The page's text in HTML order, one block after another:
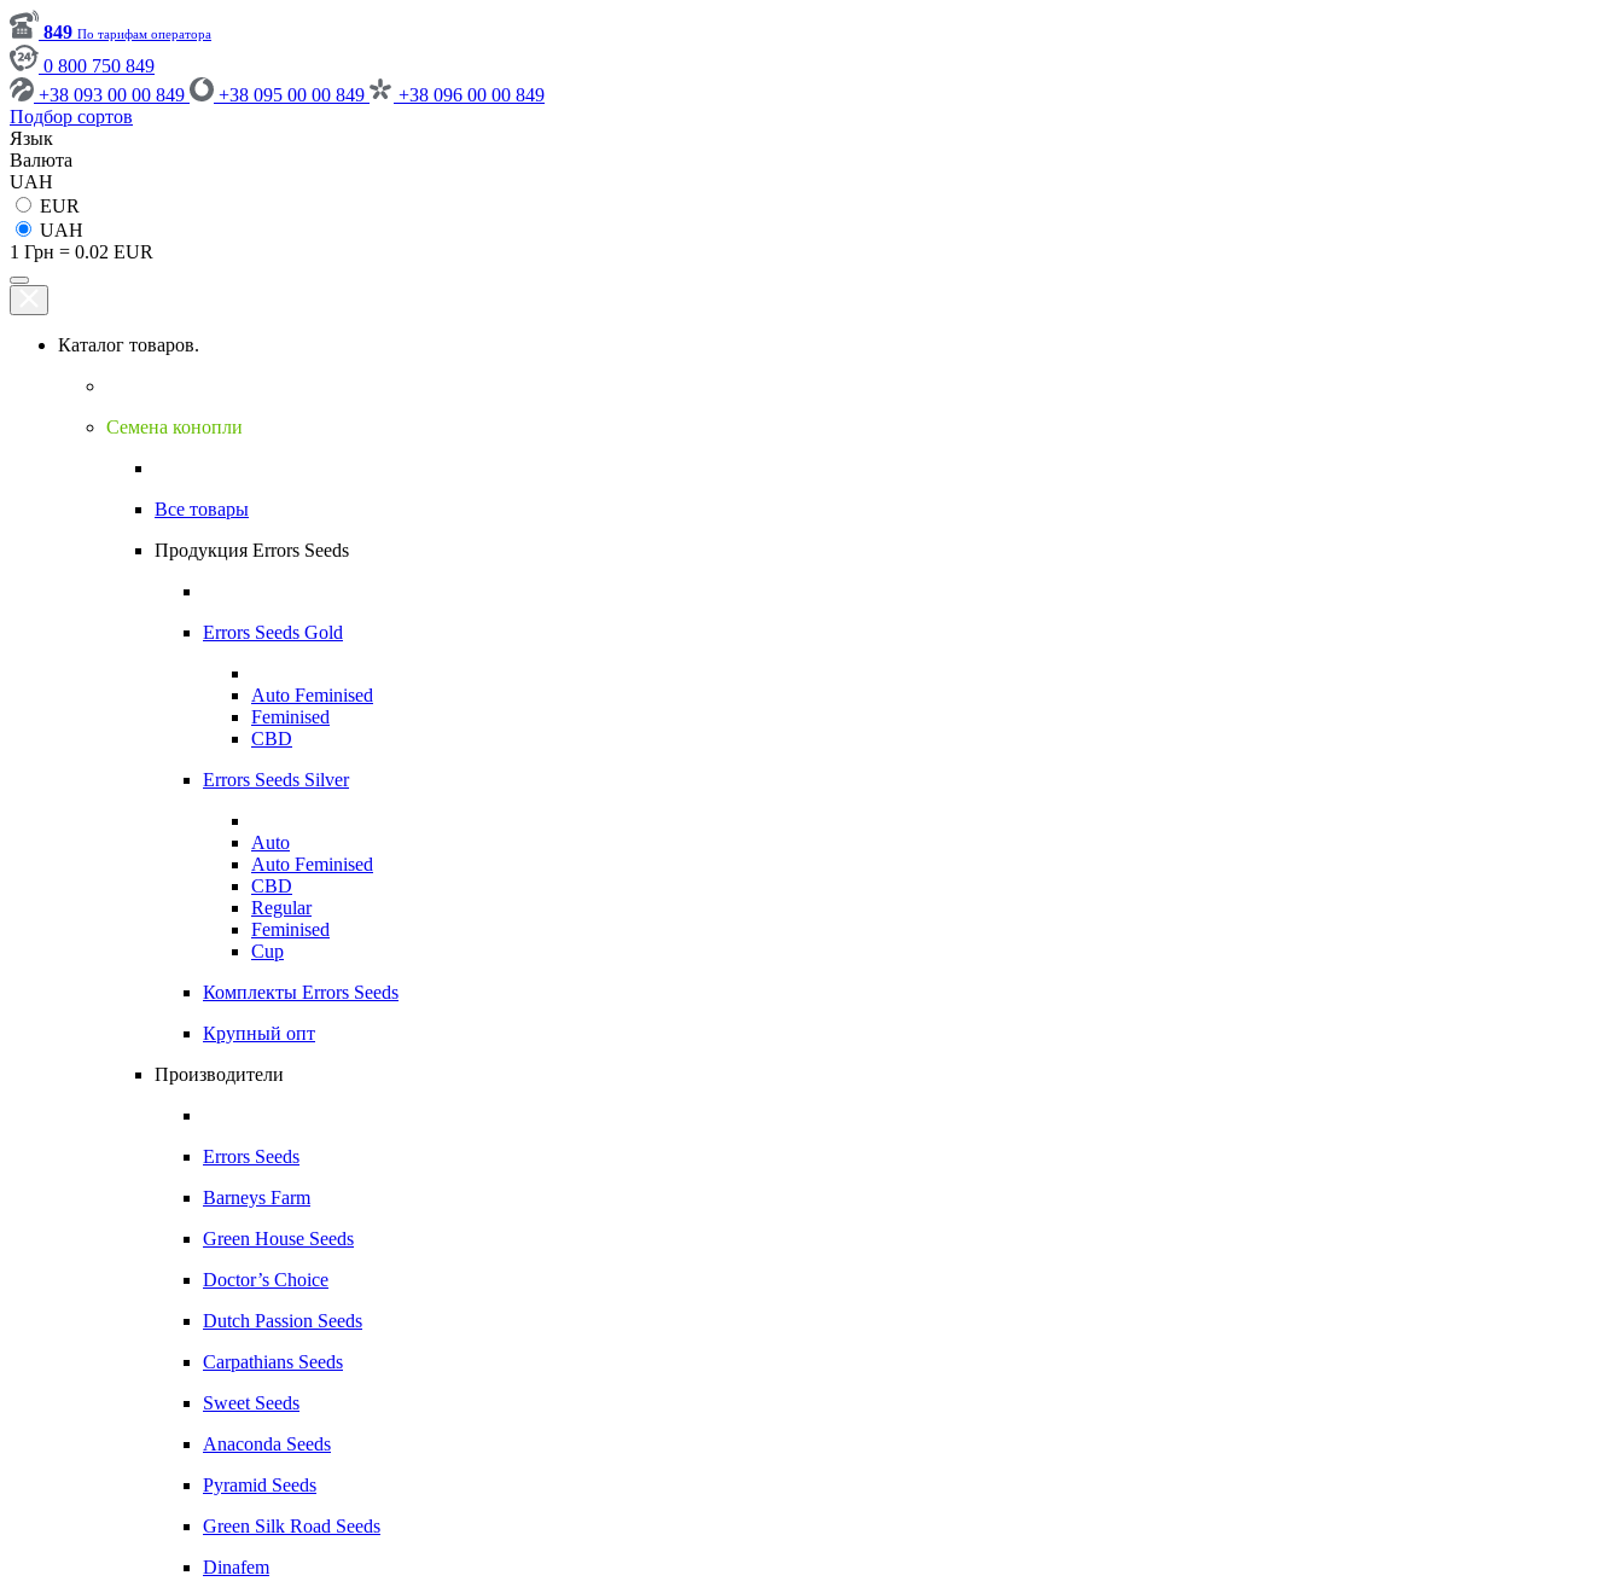
849 По тарифам оператора
0 800 750 849
+38 093 00 00 849
+38 095 00 00 849
+38 096 00 00 849
Подбор сортов
Язык
Валюта
UAH
EUR
UAH
1 Грн = 0.02 EUR
Каталог товаров.
Семена конопли
Все товары
Продукция Errors Seeds
Errors Seeds Gold
Auto Feminised
Feminised
CBD
Errors Seeds Silver
Auto
Auto Feminised
CBD
Regular
Feminised
Cup
Комплекты Errors Seeds
Крупный опт
Производители
Errors Seeds
Barneys Farm
Green House Seeds
Doctor’s Choice
Dutch Passion Seeds
Carpathians Seeds
Sweet Seeds
Anaconda Seeds
Pyramid Seeds
Green Silk Road Seeds
Dinafem